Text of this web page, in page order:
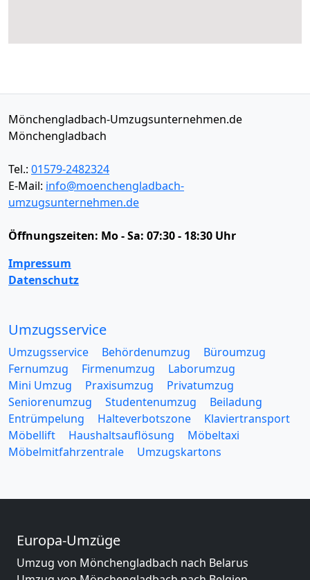
Mönchengladbach-Umzugsunternehmen.de
Mönchengladbach
Tel.: 01579-2482324
E-Mail: info@moenchengladbach-
umzugsunternehmen.de
Öffnungszeiten: Mo - Sa: 07:30 - 18:30 Uhr
Impressum
Datenschutz
Umzugsservice
Umzugsservice Behördenumzug
Büroumzug
Fernumzug
Firmenumzug
Laborumzug
Mini Umzug
Praxisumzug
Privatumzug
Seniorenumzug
Studentenumzug
Beiladung
Entrümpelung
Halteverbotszone
Klaviertransport
Möbellift
Haushaltsauflösung
Möbeltaxi
Möbelmitfahrzentrale
Umzugskartons
Europa-Umzüge
Umzug von Mönchengladbach nach Belarus